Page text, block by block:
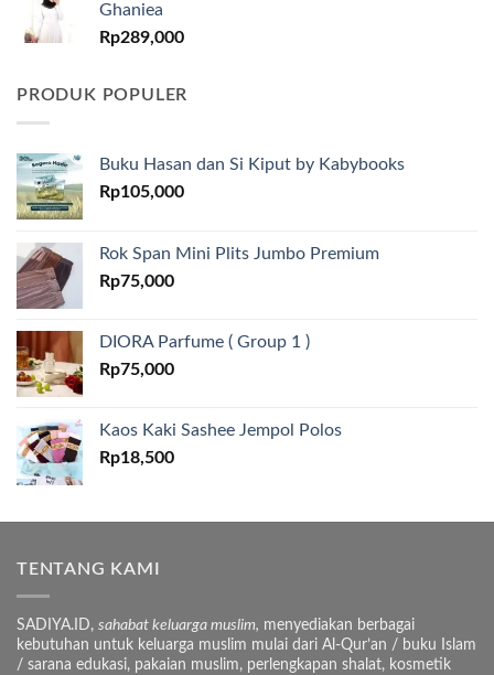
Ghaniea
Rp289,000
PRODUK POPULER
Buku Hasan dan Si Kiput by Kabybooks
Rp105,000
Rok Span Mini Plits Jumbo Premium
Rp75,000
DIORA Parfume ( Group 1 )
Rp75,000
Kaos Kaki Sashee Jempol Polos
Rp18,500
TENTANG KAMI
SADIYA.ID, sahabat keluarga muslim, menyediakan berbagai
kebutuhan untuk keluarga muslim mulai dari Al-Qur’an / buku Islam
/ sarana edukasi, pakaian muslim, perlengkapan shalat, kosmetik